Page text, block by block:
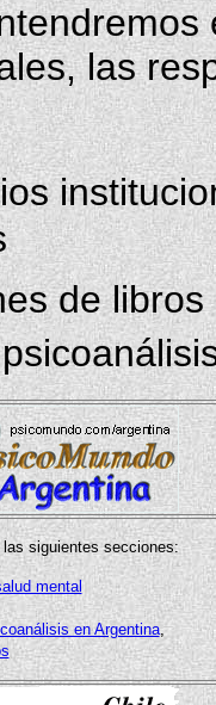
las
de libros
siguientes secciones:
mental
en Argentina,